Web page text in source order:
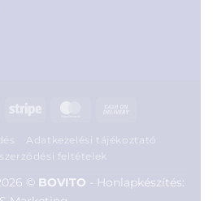
Stripe MasterCard
Delivery
Adatkezelési tájékoztató
feltételek
© BOVITO - Honlapkészítés: